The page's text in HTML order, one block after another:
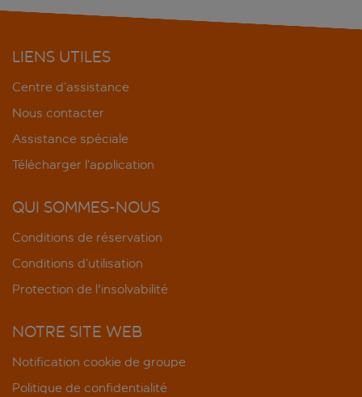
LIENS UTILES
Centre d’assistance
Nous contacter
Assistance spéciale
Télécharger l’application
QUI SOMMES-NOUS
Conditions de réservation
Conditions d’utilisation
Protection de l'insolvabilité
NOTRE SITE WEB
Notification cookie de groupe
Politique de confidentialité